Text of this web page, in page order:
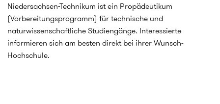
Niedersachsen-Technikum ist ein Propädeutikum
(Vorbereitungsprogramm) für technische und
naturwissenschaftliche Studiengänge. Interessierte
informieren sich am besten direkt bei ihrer Wunsch-
Hochschule.